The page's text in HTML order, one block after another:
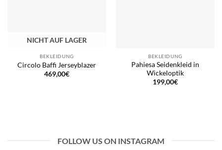
NICHT AUF LAGER
BEKLEIDUNG
Circolo Baffi Jerseyblazer
469,00€
BEKLEIDUNG
Pahiesa Seidenkleid in
Wickeloptik
199,00€
FOLLOW US ON INSTAGRAM